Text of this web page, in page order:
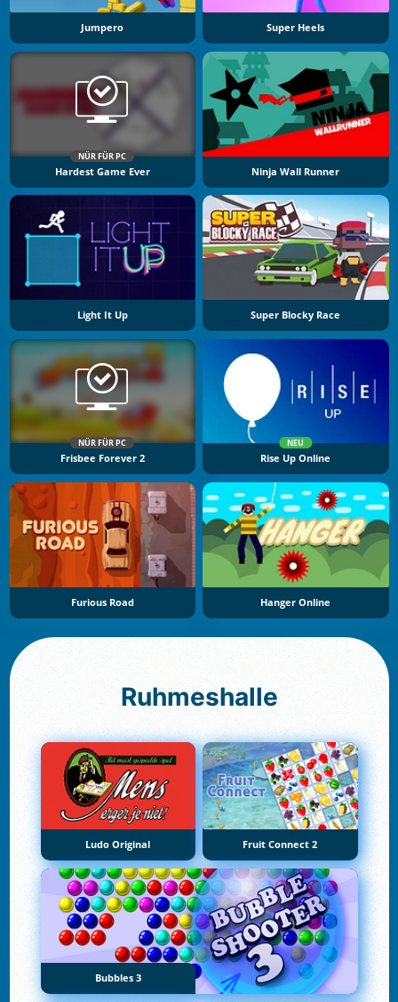
Jumpero Super Heels
NÜR FÜR PC
Hardest Game Ever Ninja Wall Runner
Light It Up Super Blocky Race
NÜR FÜR PC
Frisbee Forever 2
NEU
Rise Up Online
Furious Road Hanger Online
Ruhmeshalle
Ludo Original Fruit Connect 2
Bubbles 3